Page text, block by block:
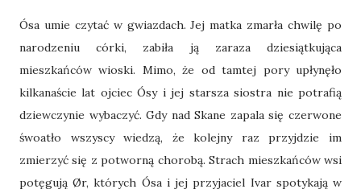
Ósa umie czytać w gwiazdach. Jej matka zmarła chwilę po
narodzeniu córki, zabiła ją zaraza dziesiątkująca
mieszkańców wioski. Mimo, że od tamtej pory upłynęło
kilkanaście lat ojciec Ósy i jej starsza siostra nie potrafią
dziewczynie wybaczyć. Gdy nad Skane zapala się czerwone
śwoatło wszyscy wiedzą, że kolejny raz przyjdzie im
zmierzyć się z potworną chorobą. Strach mieszkańców wsi
potęgują Ør, których Ósa i jej przyjaciel Ivar spotykają w